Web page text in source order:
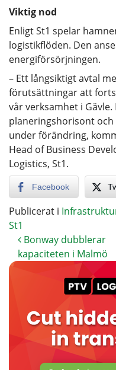
Viktig nod
Enligt St1 spelar
logistikflöden. Den
energiförsörjningen.
– Ett långsiktigt avtal
förutsättningar att
vår verksamhet i
planeringshorisont
under förändring,
Head of Business
Logistics, St1.
Facebook
Publicerat i
St1
Bonway dubblerar
kapaciteten i Malmö